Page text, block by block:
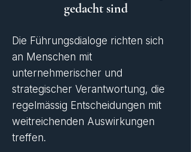
gedacht sind
Die Führungsdialoge richten sich
an Menschen mit
unternehmerischer und
strategischer Verantwortung, die
regelmässig Entscheidungen mit
weitreichenden Auswirkungen
treffen.